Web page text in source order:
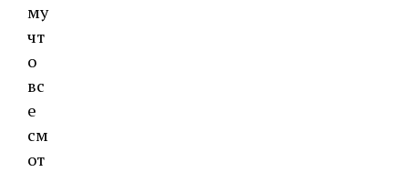
му
чт
о
вс
е
см
от